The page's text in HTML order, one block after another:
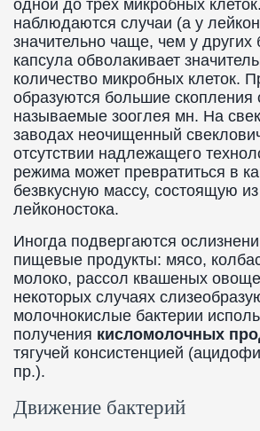
одной до трех микробных
наблюдаются случаи (а у
значительно чаще, чем у других
капсула обволакивает
количество микробных клеток.
образуются большие скопления
называемые зооглея мн. На
заводах неочищенный
отсутствии надлежащего
режима может превратиться в
безвкусную массу, состоящую из
лейконостока.
Иногда подвергаются
пищевые продукты: мясо,
молоко, рассол квашеных
некоторых случаях
молочнокислые бактерии
получения кисломолочных
тягучей консистенцией
пр.).
Движение бактерий